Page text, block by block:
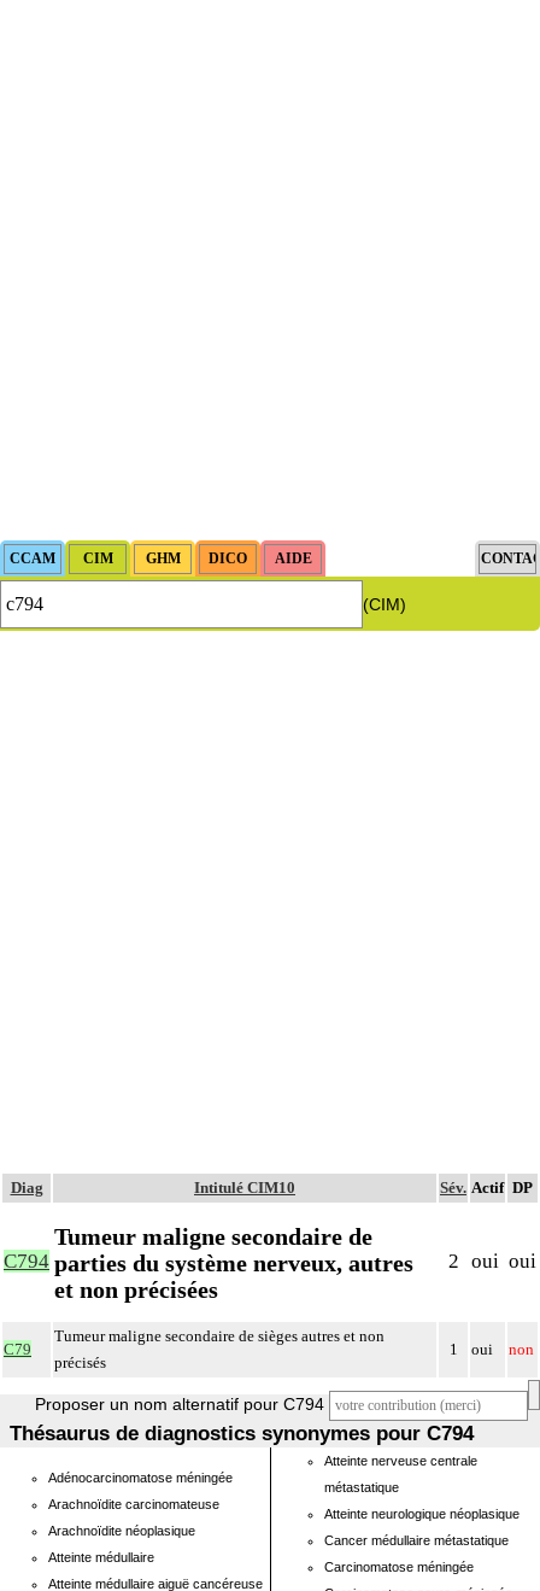
(CIM)
Diag Intitulé CIM10 Sév. Actif DP
C794
Tumeur maligne secondaire de
parties du système nerveux, autres
et non précisées
2 oui oui
C79
Tumeur maligne secondaire de sièges autres et non
précisés
1 oui non
Proposer un nom alternatif pour C794
Thésaurus de diagnostics synonymes pour C794
Adénocarcinomatose méningée
Arachnoïdite carcinomateuse
Arachnoïdite néoplasique
Atteinte médullaire
Atteinte médullaire aiguë cancéreuse
Atteinte nerveuse centrale
métastatique
Atteinte neurologique néoplasique
Cancer médullaire métastatique
Carcinomatose méningée